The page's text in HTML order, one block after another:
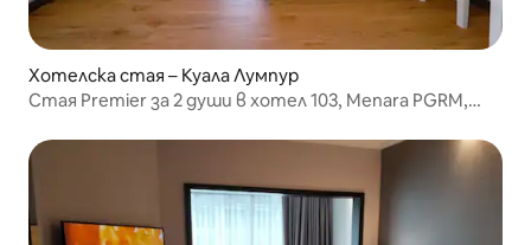
Хотелска стая – Куала Лумпур
Стая Premier за 2 души в хотел 103, Menara PGRM,